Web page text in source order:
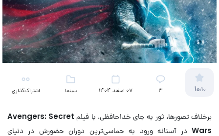
10/10
3 07 اسفند 1404 سینما اشتراک‌گذاری
برخلاف تصورها، ثور به جای خداحافظی، با فیلم Avengers: Secret
Wars در آستانه ورود به حماسی‌ترین دوران حضورش در دنیای